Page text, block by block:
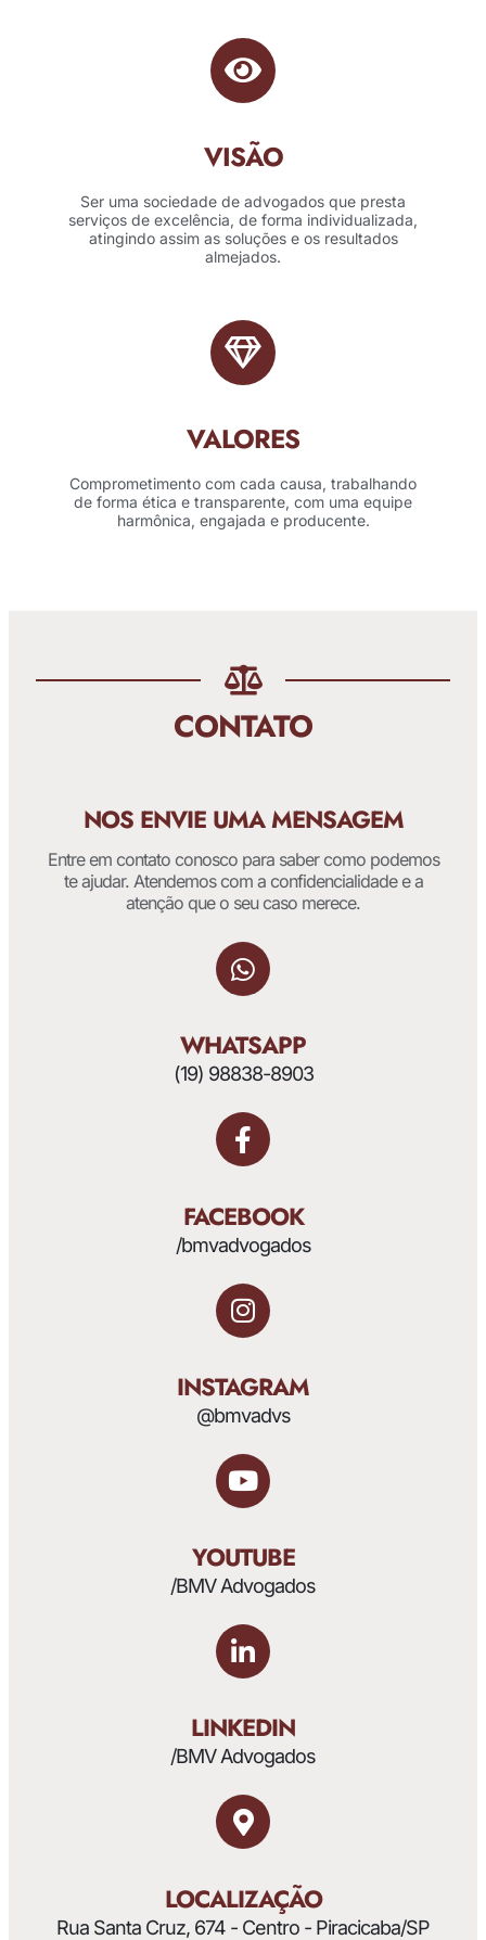
VISÃO
Ser uma sociedade de advogados que presta
serviços de excelência, de forma individualizada,
atingindo assim as soluções e os resultados
almejados.
VALORES
Comprometimento com cada causa, trabalhando
de forma ética e transparente, com uma equipe
harmônica, engajada e producente.
CONTATO
NOS ENVIE UMA MENSAGEM
Entre em contato conosco para saber como podemos
te ajudar. Atendemos com a confidencialidade e a
atenção que o seu caso merece.
WHATSAPP
(19) 98838-8903
FACEBOOK
/bmvadvogados
INSTAGRAM
@bmvadvs
YOUTUBE
/BMV Advogados
LINKEDIN
/BMV Advogados
LOCALIZAÇÃO
Rua Santa Cruz, 674 - Centro - Piracicaba/SP